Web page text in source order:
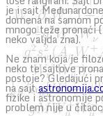
je i sajt
domena na samom
mnogo teže pronaći
neko valjda zna).
Ne znam koja je
neko te sajtove
postoje? Gledajući
na sajt
fizike i astronomije
problem nije u